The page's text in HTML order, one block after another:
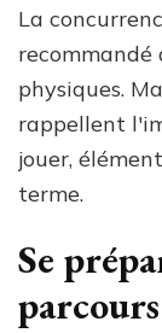
La
recommandé
physiques.
rappellent
jouer,
terme.
Se